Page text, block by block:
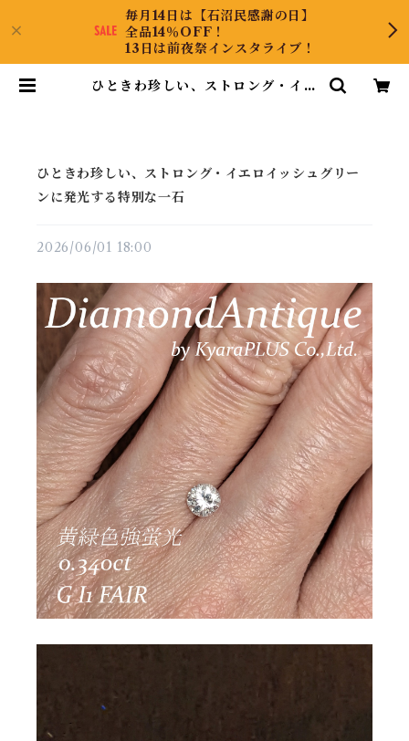
毎月14日は【石沼民感謝の日】
全品14％OFF！
13日は前夜祭インスタライブ！
ひときわ珍しい、ストロング・イエ
ひときわ珍しい、ストロング・イエロイッシュグリー
ンに発光する特別な一石
2026/06/01 18:00